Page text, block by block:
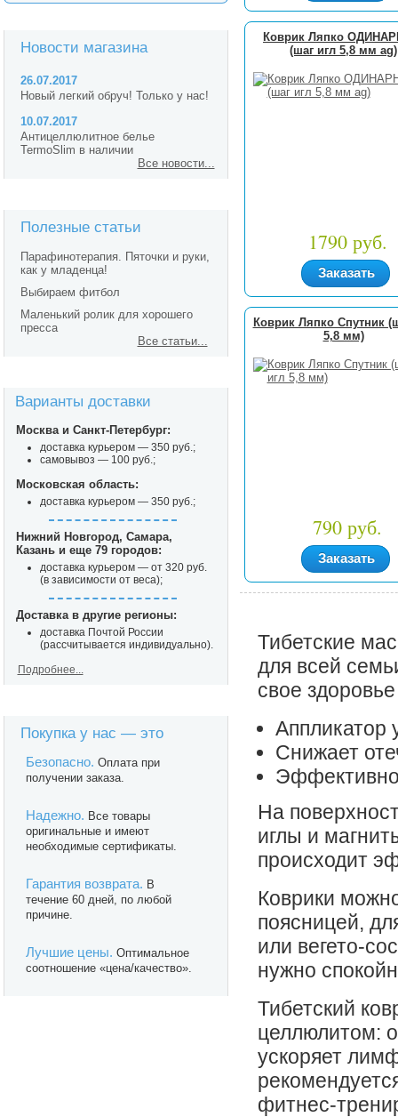
Коврик Ляпко
(шаг игл 5,8 мм ag)
1790 руб.
Заказать
Коврик Ляпко Спутник
5,8 мм)
790 руб.
Заказать
Тибетские
для всей
свое
Аппликатор
Снижает
На
иглы и
происходит
Коврики
поясницей,
или вегето-
нужно
Тибетский
целлюлитом:
ускоряет
фитнес-
Новости магазина
26.07.2017
Новый легкий обруч! Только у нас!
10.07.2017
Антицеллюлитное белье
TermoSlim в наличии
Все новости...
Полезные статьи
Парафинотерапия. Пяточки и руки,
как у младенца!
Выбираем фитбол
Маленький ролик для хорошего
пресса
Все статьи...
Варианты доставки
Москва и Санкт-Петербург:
доставка курьером — 350 руб.;
самовывоз — 100 руб.;
Московская область:
доставка курьером — 350 руб.;
Нижний Новгород, Самара,
Казань и еще 79 городов:
доставка курьером — от 320 руб.
(в зависимости от веса);
Доставка в другие регионы:
доставка Почтой России
(рассчитывается индивидуально).
Подробнее...
Покупка у нас — это
Безопасно. Оплата при
получении заказа.
Надежно. Все товары
оригинальные и имеют
необходимые сертификаты.
Гарантия возврата. В
течение 60 дней, по любой
причине.
Лучшие цены. Оптимальное
соотношение «цена/качество».